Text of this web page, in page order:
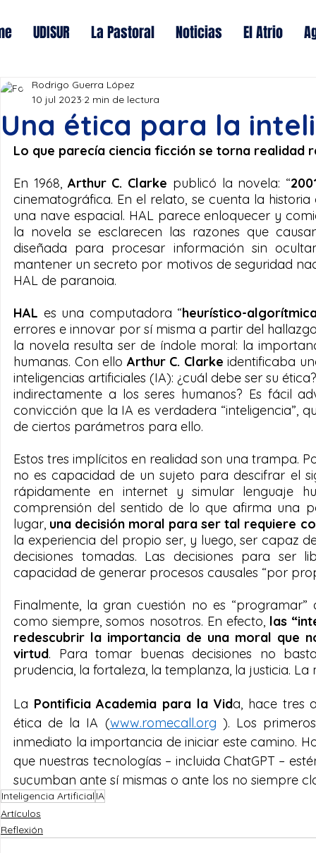
UDISUR La Pastoral Noticias El Atrio
Una ética para la
Rodrigo Guerra López
10 jul 2023 2 min de lectura
Lo que parecía ciencia ficción se torna realidad
En 1968, Arthur C. Clarke publicó la novela: “
cinematográfica. En el relato, se cuenta la
una nave espacial. HAL parece enloquecer y
la novela se esclarecen las razones que
diseñada para procesar información sin
mantener un secreto por motivos de seguridad
HAL de paranoia.
HAL es una computadora “heurístico-
errores e innovar por sí misma a partir del
la novela resulta ser de índole moral: la
humanas. Con ello Arthur C. Clarke identificaba
inteligencias artificiales (IA): ¿cuál debe ser su
indirectamente a los seres humanos? Es fácil
convicción que la IA es verdadera “inteligencia”,
de ciertos parámetros para ello.
Estos tres implícitos en realidad son una trampa.
no es capacidad de un sujeto para descifrar el
rápidamente en internet y simular lenguaje
comprensión del sentido de lo que afirma una
lugar, una decisión moral para ser tal requiere
la experiencia del propio ser, y luego, ser capaz
decisiones tomadas. Las decisiones para ser
capacidad de generar procesos causales “por
Finalmente, la gran cuestión no es
como siempre, somos nosotros. En efecto, las
redescubrir la importancia de una moral que
virtud. Para tomar buenas decisiones no
prudencia, la fortaleza, la templanza, la justicia.
La Pontificia Academia para la Vida, hace tres
ética de la IA (www.romecall.org ). Los
inmediato la importancia de iniciar este camino.
que nuestras tecnologías – incluida ChatGPT –
sucumban ante sí mismas o ante los no siempre
Inteligencia Artificial IA
Artículos
Reflexión